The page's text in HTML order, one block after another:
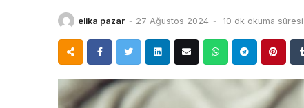
elika pazar - 27 Ağustos 2024 - 10 dk okuma süresi